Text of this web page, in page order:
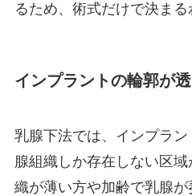
るため、術式だけで決まる
インプラントの輪郭が
乳腺下法では、インプラ
腺組織しか存在しない区
織が薄い方や加齢で乳腺